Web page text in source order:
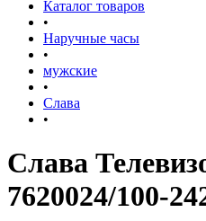
Каталог товаров
•
Наручные часы
•
мужские
•
Слава
•
Слава
7620024/100-